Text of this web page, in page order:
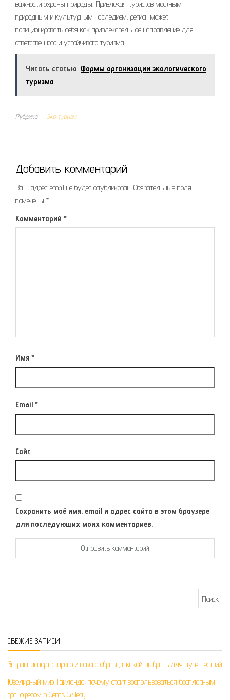
важности охраны природы. Привлекая туристов местным
природным и культурным наследием, регион может
позиционировать себя как привлекательное направление для
ответственного и устойчивого туризма.
Читать статью Формы организации экологического
туризма
Рубрика Эко туризм
Добавить комментарий
Ваш адрес email не будет опубликован. Обязательные поля
помечены *
Комментарий *
Имя *
Email *
Сайт
Сохранить моё имя, email и адрес сайта в этом браузере
для последующих моих комментариев.
СВЕЖИЕ ЗАПИСИ
Загранпаспорт старого и нового образца: какой выбрать для путешествий
Ювелирный мир Таиланда: почему стоит воспользоваться бесплатным
трансфером в Gems Gallery